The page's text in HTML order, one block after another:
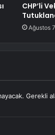
CHP’li
Ağustos
Gerekli